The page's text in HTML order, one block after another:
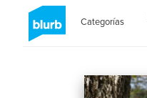
Categorías